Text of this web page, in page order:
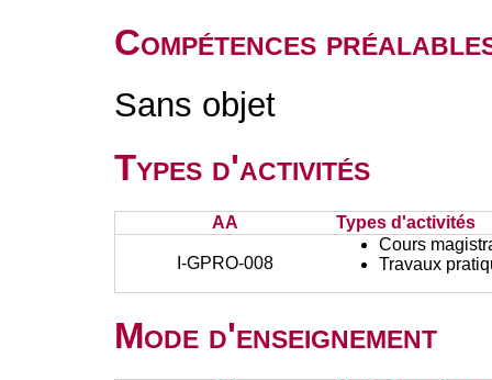
Compétences
Sans objet
Types d'activités
AA Types d'activités
I-GPRO-008
Cours
Travaux
Mode d'enseignement